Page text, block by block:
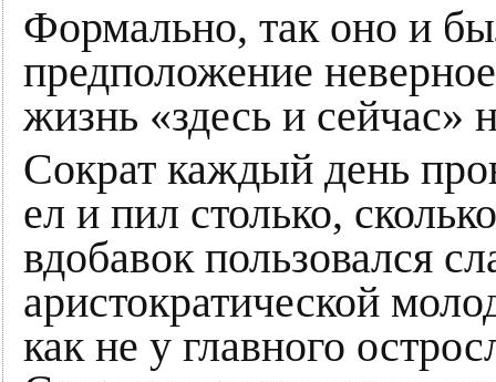
Формально, так оно и
предположение
жизнь «здесь и сейчас»
Сократ каждый день
ел и пил столько,
вдобавок пользовался
аристократической
как не у главного